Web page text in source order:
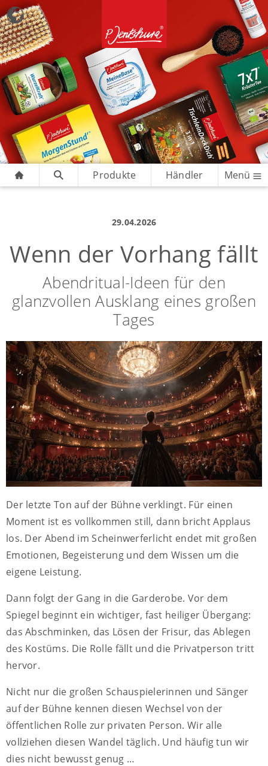
Produkte Händler Menü
29.04.2026
Wenn der Vorhang fällt
Abendritual-Ideen für den
glanzvollen Ausklang eines großen
Tages
Der letzte Ton auf der Bühne verklingt. Für einen
Moment ist es vollkommen still, dann bricht Applaus
los. Der Abend im Scheinwerferlicht endet mit großen
Emotionen, Begeisterung und dem Wissen um die
eigene Leistung.
Dann folgt der Gang in die Garderobe. Vor dem
Spiegel beginnt ein wichtiger, fast heiliger Übergang:
das Abschminken, das Lösen der Frisur, das Ablegen
des Kostüms. Die Rolle fällt und die Privatperson tritt
hervor.
Nicht nur die großen Schauspielerinnen und Sänger
auf der Bühne kennen diesen Wechsel von der
öffentlichen Rolle zur privaten Person. Wir alle
vollziehen diesen Wandel täglich. Und häufig tun wir
dies nicht bewusst genug …